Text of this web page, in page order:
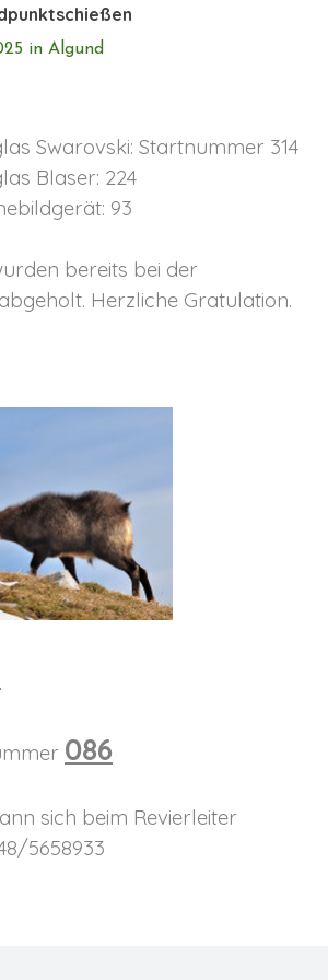
in Algund
Swarovski: Startnummer 314
Blaser: 224
93
bereits bei der
Herzliche Gratulation.
086
sich beim Revierleiter
5658933